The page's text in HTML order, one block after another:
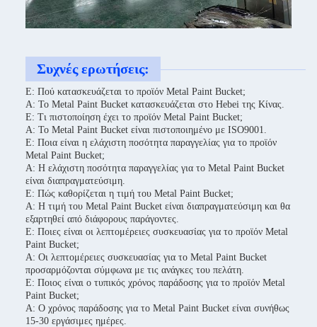
Συχνές ερωτήσεις:
Ε: Πού κατασκευάζεται το προϊόν Metal Paint Bucket;
Α: Το Metal Paint Bucket κατασκευάζεται στο Hebei της Κίνας.
Ε: Τι πιστοποίηση έχει το προϊόν Metal Paint Bucket;
Α: Το Metal Paint Bucket είναι πιστοποιημένο με ISO9001.
Ε: Ποια είναι η ελάχιστη ποσότητα παραγγελίας για το προϊόν
Metal Paint Bucket;
Α: Η ελάχιστη ποσότητα παραγγελίας για το Metal Paint Bucket
είναι διαπραγματεύσιμη.
Ε: Πώς καθορίζεται η τιμή του Metal Paint Bucket;
Α: Η τιμή του Metal Paint Bucket είναι διαπραγματεύσιμη και θα
εξαρτηθεί από διάφορους παράγοντες.
Ε: Ποιες είναι οι λεπτομέρειες συσκευασίας για το προϊόν Metal
Paint Bucket;
Α: Οι λεπτομέρειες συσκευασίας για το Metal Paint Bucket
προσαρμόζονται σύμφωνα με τις ανάγκες του πελάτη.
Ε: Ποιος είναι ο τυπικός χρόνος παράδοσης για το προϊόν Metal
Paint Bucket;
Α: Ο χρόνος παράδοσης για το Metal Paint Bucket είναι συνήθως
15-30 εργάσιμες ημέρες.